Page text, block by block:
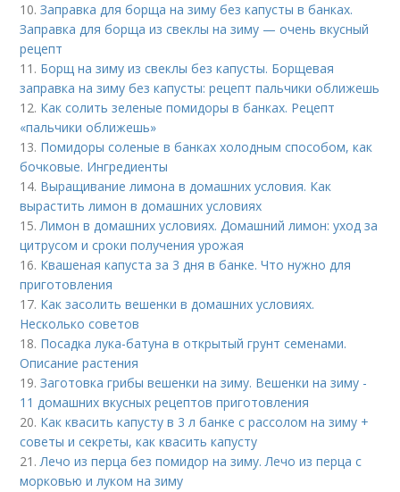
10.Заправка для борща на зиму без капусты в банках.
Заправка для борща из свеклы на зиму — очень вкусный
рецепт
11. Борщ на зиму из свеклы без капусты. Борщевая
заправка на зиму без капусты: рецепт пальчики оближешь
12. Как солить зеленые помидоры в банках. Рецепт
«пальчики оближешь»
13. Помидоры соленые в банках холодным способом, как
бочковые. Ингредиенты
14. Выращивание лимона в домашних условия. Как
вырастить лимон в домашних условиях
15.Лимон в домашних условиях. Домашний лимон: уход за
цитрусом и сроки получения урожая
16. Квашеная капуста за 3 дня в банке. Что нужно для
приготовления
17. Как засолить вешенки в домашних условиях.
Несколько советов
18. Посадка лука-батуна в открытый грунт семенами.
Описание растения
19.Заготовка грибы вешенки на зиму. Вешенки на зиму -
11 домашних вкусных рецептов приготовления
20. Как квасить капусту в 3 л банке с рассолом на зиму +
советы и секреты, как квасить капусту
21.Лечо из перца без помидор на зиму. Лечо из перца с
морковью и луком на зиму